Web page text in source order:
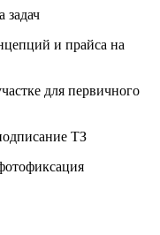
задач
и прайса на
для первичного
ТЗ